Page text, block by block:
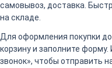
самовывоз, доставка.
на складе.
Для оформления покупки
корзину и заполните
звонок», чтобы отправить